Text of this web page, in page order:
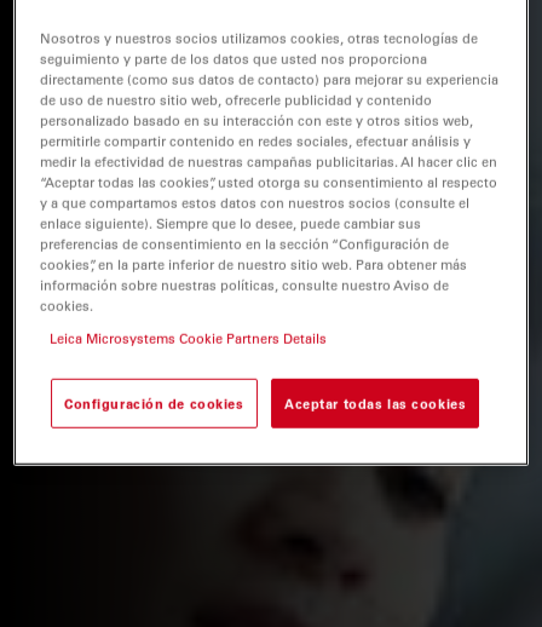
Nosotros y nuestros socios utilizamos cookies, otras tecnologías de
seguimiento y parte de los datos que usted nos proporciona
directamente (como sus datos de contacto) para mejorar su experiencia
de uso de nuestro sitio web, ofrecerle publicidad y contenido
personalizado basado en su interacción con este y otros sitios web,
permitirle compartir contenido en redes sociales, efectuar análisis y
medir la efectividad de nuestras campañas publicitarias. Al hacer clic en
“Aceptar todas las cookies”, usted otorga su consentimiento al respecto
y a que compartamos estos datos con nuestros socios (consulte el
enlace siguiente). Siempre que lo desee, puede cambiar sus
preferencias de consentimiento en la sección “Configuración de
cookies”, en la parte inferior de nuestro sitio web. Para obtener más
información sobre nuestras políticas, consulte nuestro Aviso de
cookies.
Leica Microsystems Cookie Partners Details
Configuración de cookies Aceptar todas las cookies